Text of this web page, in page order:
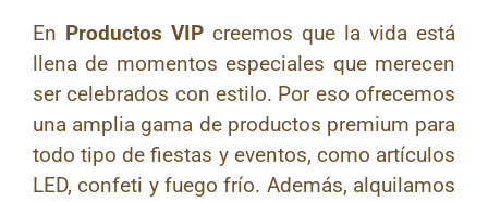
En Productos VIP creemos que la vida está
llena de momentos especiales que merecen
ser celebrados con estilo. Por eso ofrecemos
una amplia gama de productos premium para
todo tipo de fiestas y eventos, como artículos
LED, confeti y fuego frío. Además, alquilamos